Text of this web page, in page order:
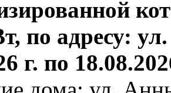
по адресу:
г. по